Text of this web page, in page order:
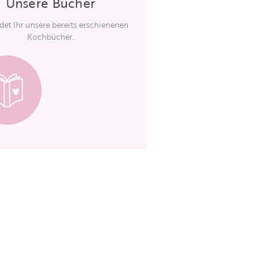
Ihr unsere bereits erschienenen
Kochbücher.